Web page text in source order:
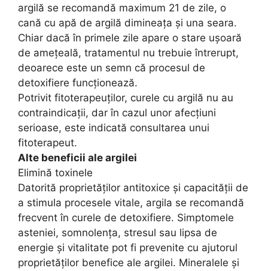
argilă se recomandă maximum 21 de zile, o
cană cu apă de argilă dimineaţa şi una seara.
Chiar dacă în primele zile apare o stare uşoară
de ameţeală, tratamentul nu trebuie întrerupt,
deoarece este un semn că procesul de
detoxifiere funcţionează.
Potrivit fitoterapeuţilor, curele cu argilă nu au
contraindicaţii, dar în cazul unor afecţiuni
serioase, este indicată consultarea unui
fitoterapeut.
Alte beneficii ale argilei
Elimină toxinele
Datorită proprietăţilor antitoxice și capacității de
a stimula procesele vitale, argila se recomandă
frecvent în curele de detoxifiere. Simptomele
asteniei, somnolența, stresul sau lipsa de
energie și vitalitate pot fi prevenite cu ajutorul
proprietăților benefice ale argilei. Mineralele și